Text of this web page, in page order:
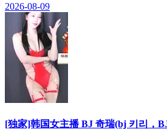
2026-08-09
[独家]韩国女主播 BJ 奇瑞(bj 키리，